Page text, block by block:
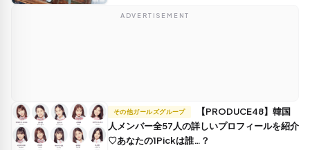
ADVERTISEMENT
その他ガールズグループ
人メンバー全57人の詳しいプロフィールを紹介
♡あなたの1Pickは誰…？